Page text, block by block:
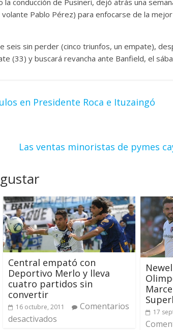
Pablo Pérez) para enfocarse de la
seis sin perder (cinco triunfos, un empate),
(33) y buscará revancha ante Banfield, el
en Presidente Roca e Ituzaingó
Las ventas minoristas de pymes
Central empató con
Deportivo Merlo y lleva
cuatro partidos sin
convertir
16 octubre, 2011
Comentarios
desactivados
17